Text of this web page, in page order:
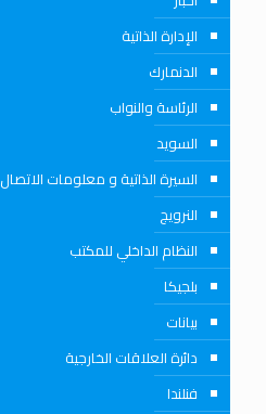
الإدارة الذاتية
الدنمارك
الرئاسة والنواب
السويد
السيرة الذاتية و معلومات الاتصال
النرويج
النظام الداخلي للمكتب
بلجيكا
بيانات
دائرة العلاقات الخارجية
فنلندا